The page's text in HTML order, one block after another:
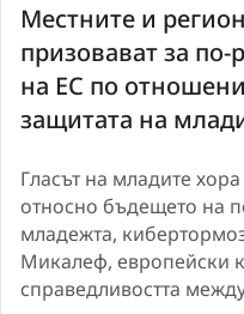
Местните и
призовават за
на ЕС по
защитата на
Гласът на младите
относно бъдещето на
младежта,
Микалеф, европейски
справедливостта